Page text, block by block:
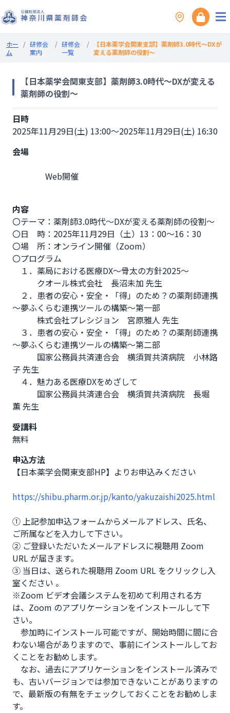
ホー
ム
/ 研修会
案内
/ 研修会
一覧
/
【日本薬学会関東支部】薬剤師3.0時代～DXが
変える薬剤師の役割～
【日本薬学会関東支部】薬剤師3.0時代～DXが変える
薬剤師の役割～
日時
2025年11月29日(土) 13:00～2025年11月29日(土) 16:30
会場
内容
〇テーマ：薬剤師3.0時代～DXが変える薬剤師の役割～
〇日　時：2025年11月29日（土）13：00～16：30
〇場　所：オンライン開催（Zoom）
〇プログラム
１．薬局における医療DX～骨太の方針2025～
クオール株式会社　長沼未加 先生
２．患者の安心・安全・「得」のため？の薬剤師連携
～夢ふくらむ連携ツールの構築～第一部
株式会社プレシジョン　宮原雅人 先生
３．患者の安心・安全・「得」のため？の薬剤師連携
～夢ふくらむ連携ツールの構築～第二部
国家公務員共済連合会　横須賀共済病院　小林路
子 先生
４．魅力ある医療DXをめざして
国家公務員共済連合会　横須賀共済病院　長堀
薫 先生
受講料
無料
申込方法
【日本薬学会関東支部HP】よりお申込みください
https://shibu.pharm.or.jp/kanto/yakuzaishi2025.html
① 上記参加申込フォームからメールアドレス、氏名、
ご所属などを入力して下さい。
② ご登録いただいたメールアドレスに視聴用 Zoom
URL が届きます。
③ 当日は、送られた視聴用 Zoom URL をクリックし入
室ください 。
※Zoom ビデオ会議システムを初めて利用される方
は、Zoom のアプリケーションをインストールして下
さい。
参加時にインストール可能ですが、開始時間に間に合
わない場合がありますので、事前にインストールしてお
くことをお勧めします。
なお、過去にアプリケーションをインストール済みで
も、古いバージョンでは参加できないことがありますの
で、最新版の有無をチェックしておくことをお勧めしま
す。